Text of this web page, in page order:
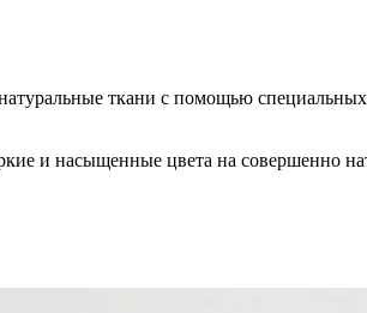
ткани с помощью
и насыщенные цвета на совершенно